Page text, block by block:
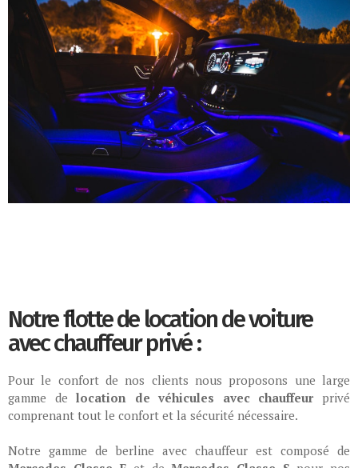
Notre flotte de location de voiture
avec chauffeur privé :
Pour le confort de nos clients nous proposons une large
gamme delocation de véhicules avec chauffeurprivé
comprenant tout le confort et la sécurité nécessaire.
Notre gamme de berline avec chauffeur est composé de